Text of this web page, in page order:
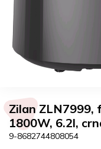
Zilan ZLN7999,
1800W, 6.2l,
9-8682744808054